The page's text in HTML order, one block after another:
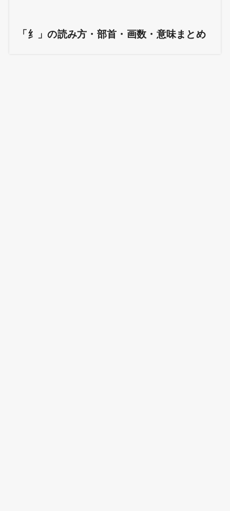
「纟」の読み方・部首・画数・意味まとめ